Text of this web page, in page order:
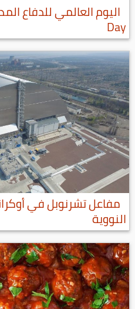
Day
مفاعل تشرنوبل في
النووية